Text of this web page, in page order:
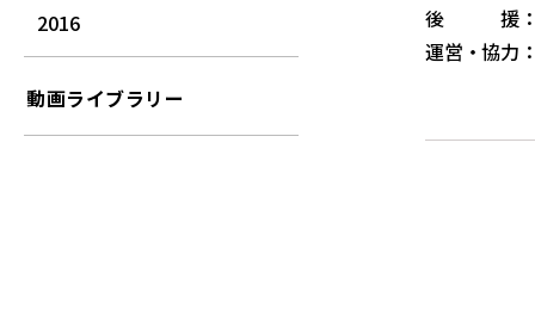
後 援：横
運営・協力
2016
動画ライブラリー